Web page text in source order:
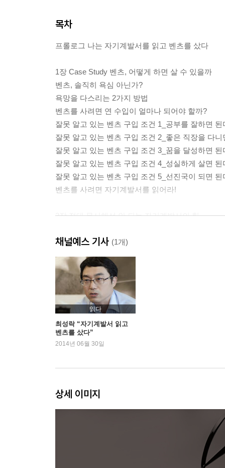
목차
프롤로그 나는 자기계발서를 읽고 벤츠를 샀다
1장 Case Study 벤츠, 어떻게 하면 살 수 있을까
벤츠, 솔직히 욕심 아닌가?
욕망을 다스리는 2가지 방법
벤츠를 사려면 연 수입이 얼마나 되어야 할까?
잘못 알고 있는 벤츠 구입 조건 1_공부를 잘하면 된
잘못 알고 있는 벤츠 구입 조건 2_좋은 직장을 다니
잘못 알고 있는 벤츠 구입 조건 3_꿈을 달성하면 된
잘못 알고 있는 벤츠 구입 조건 4_성실하게 살면 된
잘못 알고 있는 벤츠 구입 조건 5_선진국이 되면 된
벤츠를 사려면 자기계발서를 읽어라!
2장 절대 무시해선 안 되는 자기계발서의 힘
자기계발서는 경영학이다!
자기계발서는 심리학이다!
목표를 설정하면 나아진다
목표를 구체화하면 분명히 나아진다
긍정의 생각이 긍정의 결과를 부른다
계속 시도하는 힘
꿈을 종이에 적는다는 것
이제, 변화의 시간을 기꺼이 인내하라!
자기계발서는 좋은 책, 명저가 아니다?
자기계발서는 수준 낮은 책이다?
자기계발서를 읽은 사람이 다 성공하는 건 아니다?
자기계발서는 세상 물정 모르는 이들의 책이다?
채널예스 기사 (1개)
읽다
최성락 “자기계발서 읽고
벤츠를 샀다”
2014년 06월 30일
상세 이미지